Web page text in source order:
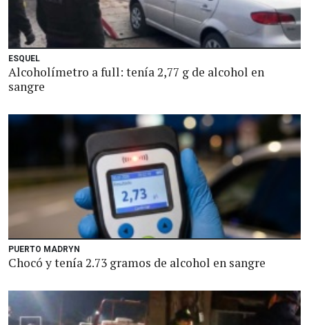
ESQUEL
Alcoholímetro a full: tenía 2,77 g de alcohol en
sangre
PUERTO MADRYN
Chocó y tenía 2.73 gramos de alcohol en sangre